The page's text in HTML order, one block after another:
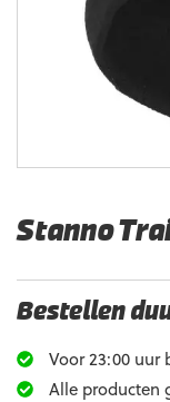
Stanno
Bestellen
Voor 23:00 uur
Alle producten